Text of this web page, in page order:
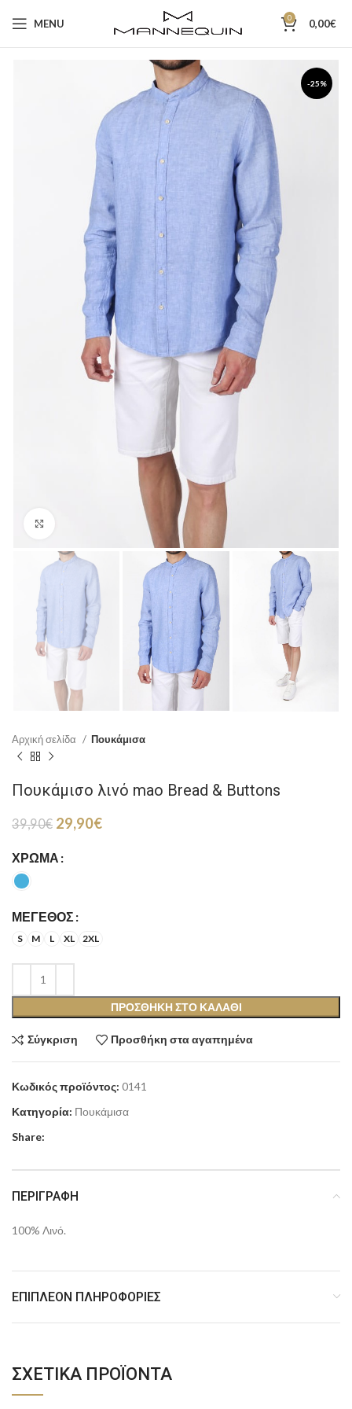
MENU 0 0,00€
-25%
Αρχική σελίδα Πουκάμισα
Πουκάμισο λινό mao Bread & Buttons
39,90€ Original
was:
29,90€Η
ΧΡΏΜΑ
ΜΈΓΕΘΟΣ
S M L XL 2XL
ΠΡΟΣΘΉΚΗ ΣΤΟ ΚΑΛΆΘΙ
Σύγκριση Προσθήκη στα αγαπημένα
Κωδικός προϊόντος: 0141
Κατηγορία: Πουκάμισα
Share:
ΠΕΡΙΓΡΑΦΉ
100% Λινό.
ΕΠΙΠΛΈΟΝ ΠΛΗΡΟΦΟΡΊΕΣ
ΣΧΕΤΙΚΆ ΠΡΟΪΌΝΤΑ